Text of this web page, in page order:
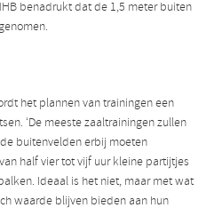
benadrukt dat de 1,5 meter buiten
het plannen van trainingen een
‘De meeste zaaltrainingen zullen
buitenvelden erbij moeten
half vier tot vijf uur kleine partijtjes
Ideaal is het niet, maar met wat
waarde blijven bieden aan hun